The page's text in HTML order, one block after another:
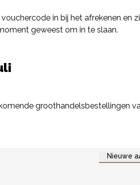
in bij het afrekenen en
geweest om in te slaan.
groothandelsbestellingen
Nieuwe